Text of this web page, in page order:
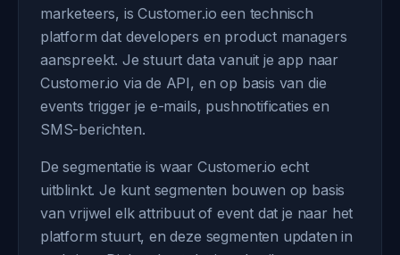
marketeers, is Customer.io een technisch
platform dat developers en product managers
aanspreekt. Je stuurt data vanuit je app naar
Customer.io via de API, en op basis van die
events trigger je e-mails, pushnotificaties en
SMS-berichten.
De segmentatie is waar Customer.io echt
uitblinkt. Je kunt segmenten bouwen op basis
van vrijwel elk attribuut of event dat je naar het
platform stuurt, en deze segmenten updaten in